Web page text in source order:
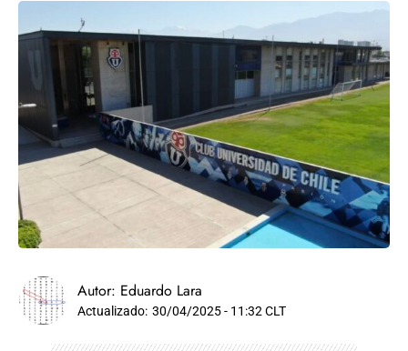
Autor: Eduardo Lara
Actualizado: 30/04/2025 - 11:32 CLT